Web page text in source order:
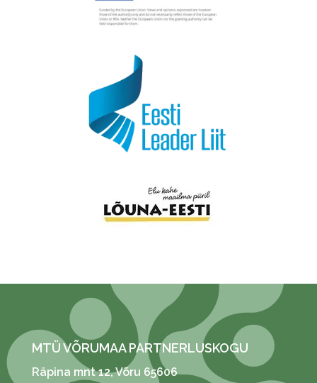
MTÜ VÕRUMAA PARTNERLUSKOGU
Räpina mnt 12, Võru 65606